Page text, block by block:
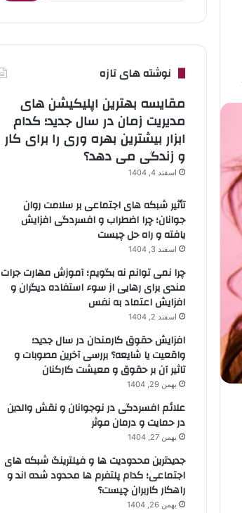
نوشته های تازه
مقایسه بهترین اپلیکیشن های
مدیریت زمان در سال جدید؛ کدام
ابزار بیشترین بهره وری را برای کار
و زندگی می دهد؟
اسفند 4, 1404
تأثیر شبکه های اجتماعی بر سلامت روان
جوانان؛ چرا اضطراب و افسردگی افزایش
یافته و راه حل چیست
اسفند 3, 1404
چرا نمی توانم نه بگویم؛ آموزش مهارت جرات
مندی برای رهایی از سوء استفاده دیگران و
افزایش اعتماد به نفس
اسفند 2, 1404
افزایش حقوق کارمندان در سال جدید؛
واقعیت یا شایعه؟ بررسی آخرین مصوبات و
تاثیر آن بر حقوق و معیشت کارکنان
بهمن 29, 1404
علائم افسردگی در نوجوانان و نقش والدین
در حمایت و درمان موثر
بهمن 27, 1404
جدیدترین محدودیت ها و فیلترینگ شبکه های
اجتماعی؛ کدام پلتفرم ها محدود شده اند و
راهکار کاربران چیست؟
بهمن 26, 1404